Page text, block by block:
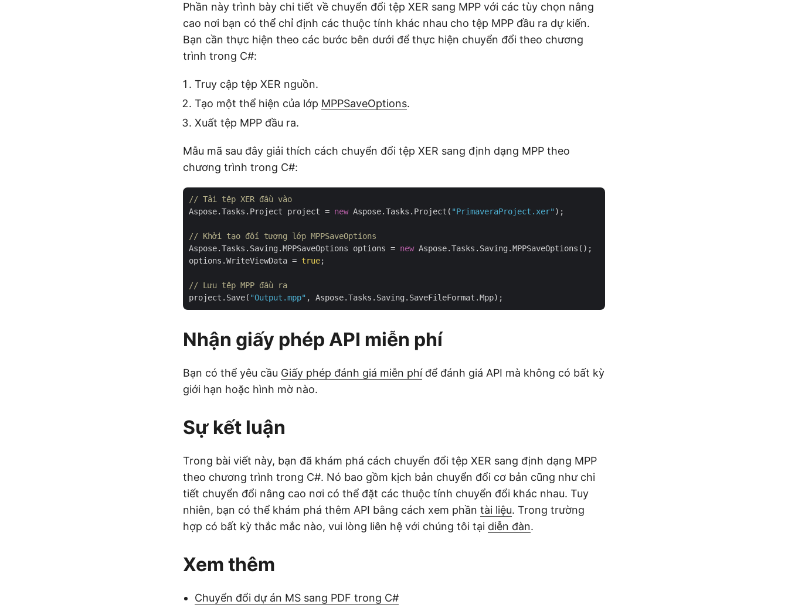
Phần này trình bày chi tiết về chuyển đổi tệp XER sang MPP với các tùy chọn nâng
cao nơi bạn có thể chỉ định các thuộc tính khác nhau cho tệp MPP đầu ra dự kiến.
Bạn cần thực hiện theo các bước bên dưới để thực hiện chuyển đổi theo chương
trình trong C#:
Truy cập tệp XER nguồn.
Tạo một thể hiện của lớp MPPSaveOptions.
Xuất tệp MPP đầu ra.
Mẫu mã sau đây giải thích cách chuyển đổi tệp XER sang định dạng MPP theo
chương trình trong C#:
// Tải tệp XER đầu vào
Aspose.Tasks.Project project = new Aspose.Tasks.Project( "PrimaveraProject.xer" );
// Khởi tạo đối tượng lớp MPPSaveOptions
Aspose.Tasks.Saving.MPPSaveOptions options = new Aspose.Tasks.Saving.MPPSaveOptions();
options.WriteViewData = true;
// Lưu tệp MPP đầu ra
project.Save( "Output.mpp"
Nhận giấy phép API miễn phí
Bạn có thể yêu cầu Giấy phép đánh giá miễn phíđể đánh giá API mà không có bất kỳ
giới hạn hoặc hình mờ nào.
Sự kết luận
Trong bài viết này, bạn đã khám phá cách chuyển đổi tệp XER sang định dạng MPP
theo chương trình trong C#. Nó bao gồm kịch bản chuyển đổi cơ bản cũng như chi
tiết chuyển đổi nâng cao nơi có thể đặt các thuộc tính chuyển đổi khác nhau. Tuy
nhiên, bạn có thể khám phá thêm API bằng cách xem phần tài liệu. Trong trường
hợp có bất kỳ thắc mắc nào, vui lòng liên hệ với chúng tôi tại diễn đàn.
Xem thêm
Chuyển đổi dự án MS sang PDF trong C#